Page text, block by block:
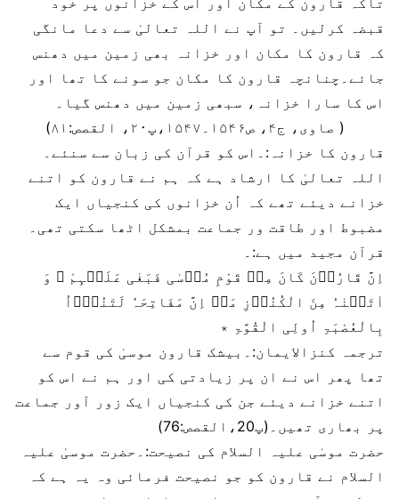
قبضہ کرلیں۔ تو آپ نے اللہ تعالیٰ سے دعا مانگی
کہ قارون کا مکان اور خزانہ بھی زمین میں دھنس
جائے۔چنانچہ قارون کا مکان جو سونے کا تھا اور
اس کا سارا خزانہ، سبھی زمین میں دھنس گیا۔
( صاوی، ج۴، ص۱۵۴۶۔۱۵۴۷،پ۲۰، القصص:۸۱)
قارون کا خزانہ:۔اس کو قرآن کی زبان سے سنئے۔
اللہ تعالیٰ کا ارشاد ہے کہ ہم نے قارون کو اتنے
خزانے دیئے تھے کہ اُن خزانوں کی کنجیاں ایک
مضبوط اور طاقت ور جماعت بمشکل اٹھا سکتی تھی۔
قرآن مجید میں ہے:۔
اِنَّ قَارُوۡنَ کَانَ مِنۡ قَوْمِ مُوۡسٰی فَبَغٰی عَلَیۡہِمْ ۪ وَ
اٰتَیۡنٰہُ مِنَ الْکُنُوۡزِ مَاۤ اِنَّ مَفَاتِحَہٗ لَتَنُوۡٓاُ
بِالْعُصْبَۃِ اُولِی الْقُوَّۃِ ٭
ترجمہ کنزالایمان:۔بیشک قارون موسیٰ کی قوم سے
تھا پھر اس نے ان پر زیادتی کی اور ہم نے اس کو
اتنے خزانے دیئے جن کی کنجیاں ایک زور آور جماعت
پر بھاری تھیں۔(پ20،القصص:76)
حضرت موسٰی علیہ السلام کی نصیحت:۔حضرت موسیٰ علیہ
السلام نے قارون کو جو نصیحت فرمائی وہ یہ ہے کہ